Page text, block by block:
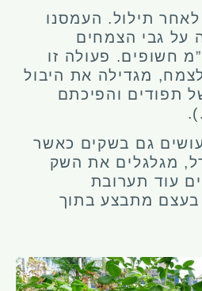
תילול. העמסנו
על גבי הצמחים
רק כ10 ס”מ חשופים. פעולה זו
מגדילה את היבול
תפודים והפיכתם
גם בשקים כאשר
מגלגלים את השק
עוד תערובת
בעצם מתבצע בתוך